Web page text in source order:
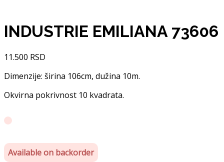
INDUSTRIE EMILIANA 73606
11.500 RSD
Dimenzije: širina 106cm, dužina 10m.
Okvirna pokrivnost 10 kvadrata.
Available on backorder